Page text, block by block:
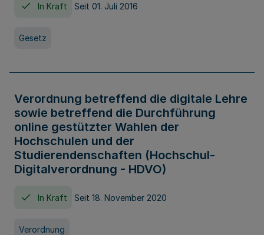
In Kraft Seit 01. Juli 2016
Gesetz
Verordnung betreffend die digitale Lehre
sowie betreffend die Durchführung
online gestützter Wahlen der
Hochschulen und der
Studierendenschaften (Hochschul-
Digitalverordnung - HDVO)
In Kraft Seit 18. November 2020
Verordnung